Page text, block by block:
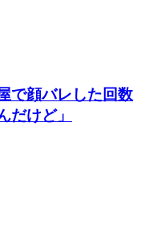
で顔バレした回数
だけど」